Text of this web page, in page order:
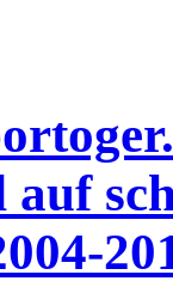
auf